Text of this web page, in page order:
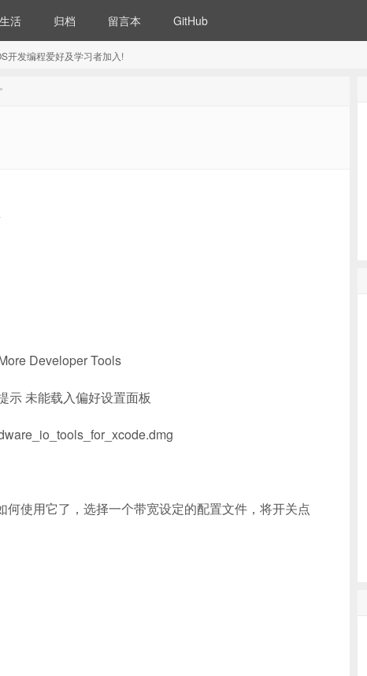
生活 归档 留言本 GitHub
开发编程爱好及学习者加入!
Developer Tools
示 未能载入偏好设置面板
使用它了，选择一个带宽设定的配置文件，将开关点